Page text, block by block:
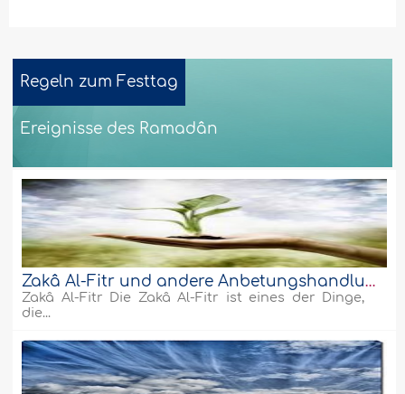
Regeln zum Festtag
Ereignisse des Ramadân
Die Läuterung der Seele Weiter
Zakâ Al-Fitr und andere Anbetungshandlungen
Zakâ Al-Fitr Die Zakâ Al-Fitr ist eines der Dinge,
die...